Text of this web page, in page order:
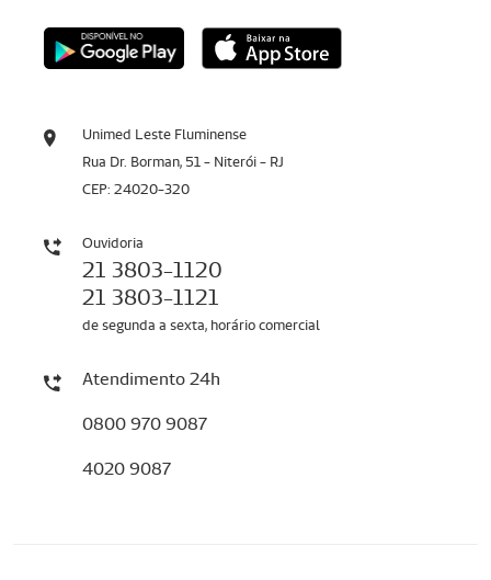
Unimed Leste Fluminense
Rua Dr. Borman, 51 - Niterói - RJ
CEP: 24020-320
Ouvidoria
21 3803-1120
21 3803-1121
de segunda a sexta, horário comercial
Atendimento 24h
0800 970 9087
4020 9087